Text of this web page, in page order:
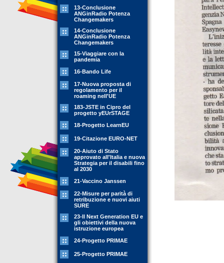
13-Conclusione
ANGinRadio Potenza
Changemakers
14-Conclusione
ANGinRadio Potenza
Changemakers
15-Viaggiare con la
pandemia
16-Bando Life
17-Nuova proposta di
regolamento per il
roaming nell'UE
183-JSTE in Cipro del
progetto yEUrSTAGE
18-Progetto LearnEU
19-Citazione EURO-NET
20-Aiuto di Stato
approvato all'Italia e nuova
Strategia per il disabili fino
al 2030
21-Vaccino Janssen
22-Misure per parità di
retribuzione e nuovi aiuti
SURE
23-Il Next Generation EU e
gli obiettivi della nuova
istruzione europea
24-Progetto PRIMAE
25-Progetto PRIMAE